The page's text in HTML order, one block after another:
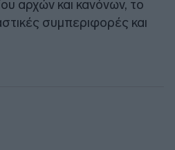
αρχών και κανόνων, το
συμπεριφορές και